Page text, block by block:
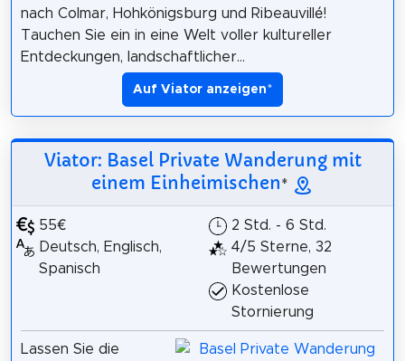
nach Colmar, Hohkönigsburg und Ribeauvillé!
Tauchen Sie ein in eine Welt voller kultureller
Entdeckungen, landschaftlicher...
Auf Viator anzeigen*
Viator: Basel Private Wanderung mit
einem Einheimischen*
55€
Deutsch, Englisch,
Spanisch
2 Std. - 6 Std.
4/5 Sterne, 32
Bewertungen
Kostenlose
Stornierung
Lassen Sie die